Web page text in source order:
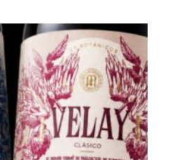
Ribera del Duero